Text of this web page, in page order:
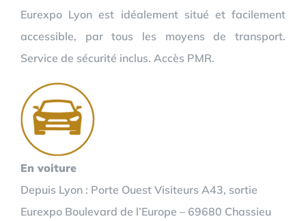
Eurexpo Lyon est idéalement situé et facilement
accessible, par tous les moyens de transport.
Service de sécurité inclus. Accès PMR.
En voiture
Depuis Lyon : Porte Ouest Visiteurs A43, sortie
Eurexpo Boulevard de l’Europe – 69680 Chassieu